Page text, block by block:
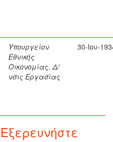
Υπουργείον
Εθνικής
Οικονομίας. Δ/
νσις Εργασίας
30-Ιου-
Εξερευνήστε